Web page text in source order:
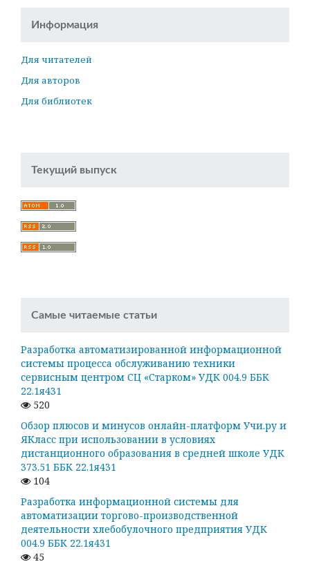
Информация
Для читателей
Для авторов
Для библиотек
Текущий выпуск
Самые читаемые статьи
Разработка автоматизированной информационной
системы процесса обслуживанию техники
сервисным центром СЦ «Старком» УДК 004.9 ББК
22.1я431
520
Обзор плюсов и минусов онлайн-платформ Учи.ру и
ЯКласс при использовании в условиях
дистанционного образования в средней школе УДК
373.51 ББК 22.1я431
104
Разработка информационной системы для
автоматизации торгово-производственной
деятельности хлебобулочного предприятия УДК
004.9 ББК 22.1я431
45